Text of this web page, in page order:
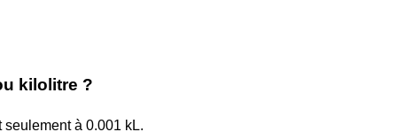
kilolitre ?
à 0.001 kL.